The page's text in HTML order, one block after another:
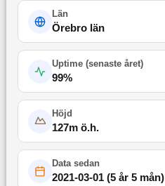
Län
Örebro län
Uptime (senaste året)
99%
Höjd
127m ö.h.
Data sedan
2021-03-01(5 år 5 mån)